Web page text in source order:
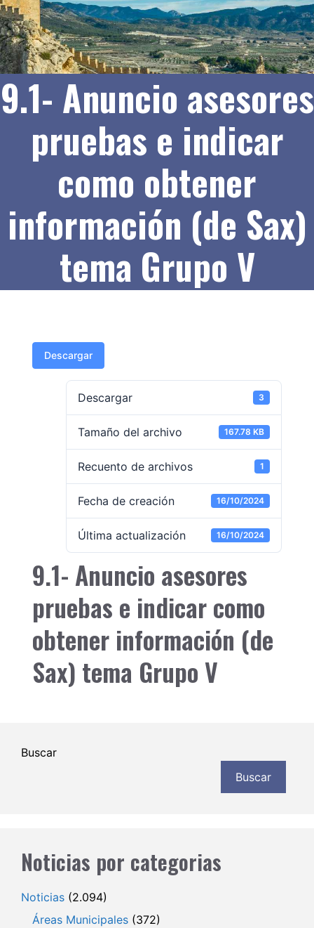
9.1- Anuncio asesores
pruebas e indicar
como obtener
información (de Sax)
tema Grupo V
Descargar
Descargar 3
Tamaño del archivo 167.78 KB
Recuento de archivos 1
Fecha de creación 16/10/2024
Última actualización 16/10/2024
9.1- Anuncio asesores
pruebas e indicar como
obtener información (de
Sax) tema Grupo V
Buscar
Buscar
Noticias por categorias
Noticias (2.094)
Áreas Municipales (372)